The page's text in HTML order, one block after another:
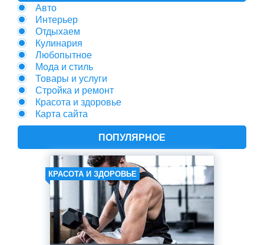
Авто
Интерьер
Отдыхаем
Кулинария
Любопытное
Мода и стиль
Товары и услуги
Стройка и ремонт
Красота и здоровье
Карта сайта
ПОПУЛЯРНОЕ
КРАСОТА И ЗДОРОВЬЕ